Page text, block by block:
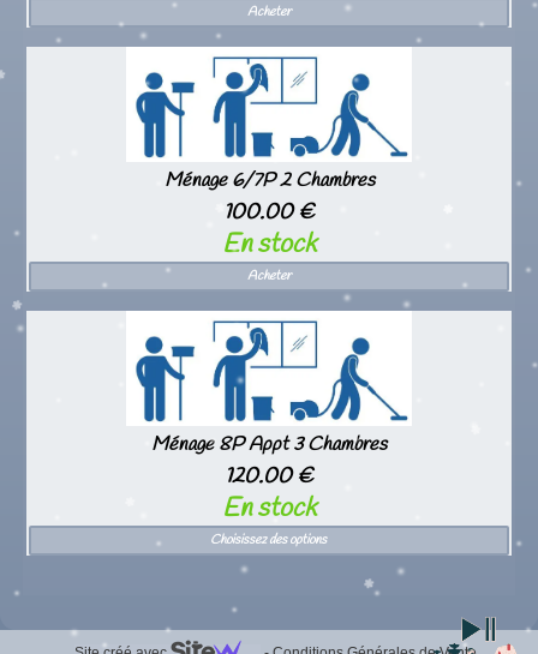
Acheter
Ménage 6/7P 2 Chambres
100.00 €
En stock
Acheter
Ménage 8P Appt 3 Chambres
120.00 €
En stock
Choisissez des options